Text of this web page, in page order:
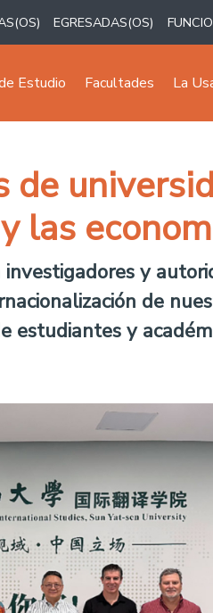
EGRESADAS(OS)
Estudio Facultades La
las
y
de
estudiantes y